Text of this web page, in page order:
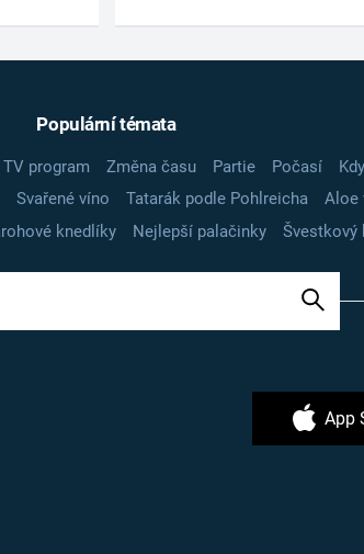
Populární témata
TV program Změna času Partie Počasí
Svařené víno Tatarák podle Pohlreicha Aloe
knedlíky Nejlepší palačinky Švestkový
App